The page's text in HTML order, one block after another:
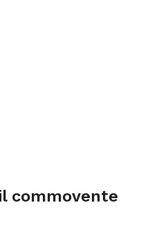
commovente